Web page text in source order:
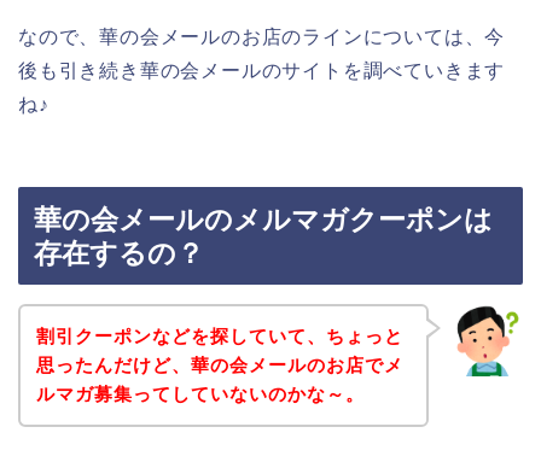
なので、華の会メールのお店のラインについては、今
後も引き続き華の会メールのサイトを調べていきます
ね♪
華の会メールのメルマガクーポンは
存在するの？
割引クーポンなどを探していて、ちょっと
思ったんだけど、華の会メールのお店でメ
ルマガ募集ってしていないのかな～。